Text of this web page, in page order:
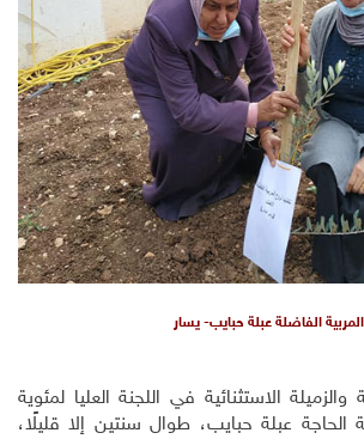
المربية الفاضلة عبلة حبايب- يسار
والزميلة الاستثنائية في اللجنة العليا لمئوية
الحاجة عبلة حبايب، طوال سنتين إلا قليلًا،